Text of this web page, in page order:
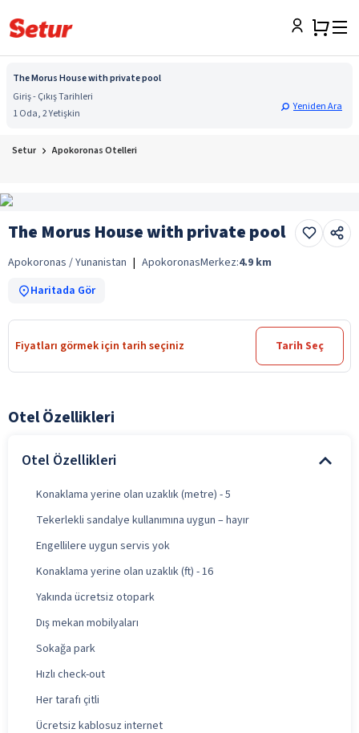
The Morus House with private pool
Giriş - Çıkış Tarihleri
1 Oda, 2 Yetişkin
Yeniden Ara
Setur Apokoronas Otelleri
The Morus House with private pool
Apokoronas / Yunanistan | ApokoronasMerkez:4.9 km
Haritada Gör
Fiyatları görmek için tarih seçiniz Tarih Seç
Otel Özellikleri
Otel Özellikleri
Konaklama yerine olan uzaklık (metre) - 5
Tekerlekli sandalye kullanımına uygun – hayır
Engellilere uygun servis yok
Konaklama yerine olan uzaklık (ft) - 16
Yakında ücretsiz otopark
Dış mekan mobilyaları
Sokağa park
Hızlı check-out
Her tarafı çitli
Ücretsiz kablosuz internet